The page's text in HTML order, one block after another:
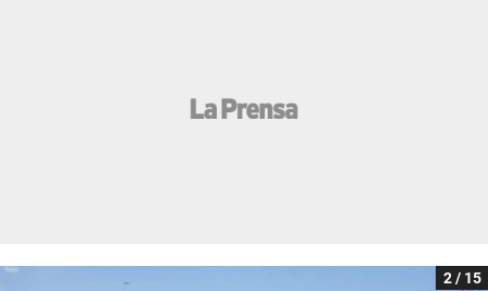
2 / 15